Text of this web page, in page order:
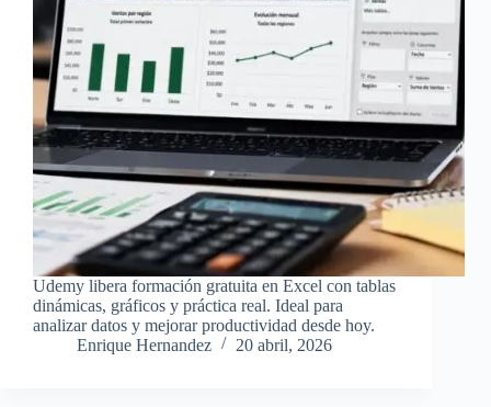
Udemy libera formación gratuita en Excel con tablas
dinámicas, gráficos y práctica real. Ideal para
analizar datos y mejorar productividad desde hoy.
Enrique Hernandez
20 abril, 2026